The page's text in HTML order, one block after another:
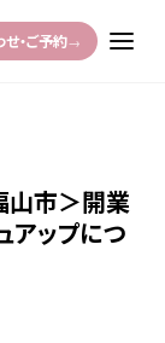
・ご予約→
市＞開業
アップにつ